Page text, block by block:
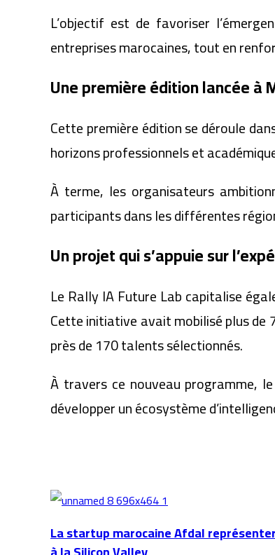
L’objectif est de favoriser
entreprises marocaines, tout en
Une première édition lancée à
Cette première édition se déroule
horizons professionnels et
À terme, les organisateurs
participants dans les différentes
Un projet qui s’appuie sur
Le Rally IA Future Lab capitalise
Cette initiative avait mobilisé plus
près de 170 talents sélectionnés.
À travers ce nouveau programme,
développer un écosystème
La startup marocaine Afdal